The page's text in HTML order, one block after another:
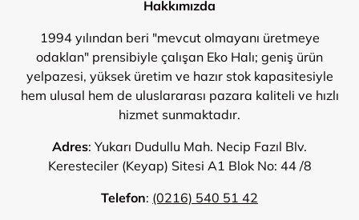
Hakkımızda
1994 yılından beri "mevcut olmayanı üretmeye
odaklan" prensibiyle çalışan Eko Halı; geniş ürün
yelpazesi, yüksek üretim ve hazır stok kapasitesiyle
hem ulusal hem de uluslararası pazara kaliteli ve hızlı
hizmet sunmaktadır.
Adres: Yukarı Dudullu Mah. Necip Fazıl Blv.
Keresteciler (Keyap) Sitesi A1 Blok No: 44 /8
Telefon: (0216) 540 51 42